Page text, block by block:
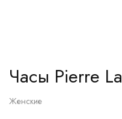
Часы Pierre
Женские